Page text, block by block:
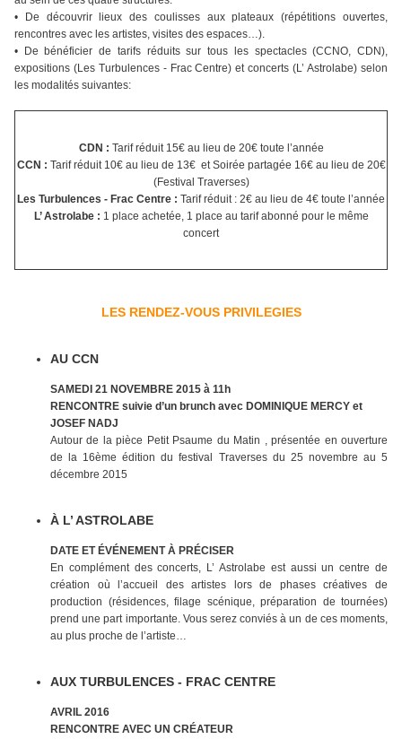
• De découvrir lieux des coulisses aux plateaux (répétitions ouvertes,
rencontres avec les artistes, visites des espaces…).
• De bénéficier de tarifs réduits sur tous les spectacles (CCNO, CDN),
expositions (Les Turbulences - Frac Centre) et concerts (L’ Astrolabe) selon
les modalités suivantes:
CDN : Tarif réduit 15€ au lieu de 20€ toute l’année
CCN : Tarif réduit 10€ au lieu de 13€ et Soirée partagée 16€ au lieu de 20€
(Festival Traverses)
Les Turbulences - Frac Centre : Tarif réduit : 2€ au lieu de 4€ toute l’année
L’ Astrolabe : 1 place achetée, 1 place au tarif abonné pour le même
concert
LES RENDEZ-VOUS PRIVILEGIES
AU CCN
SAMEDI 21 NOVEMBRE 2015 à 11h
RENCONTRE suivie d’un brunch avec DOMINIQUE MERCY et
JOSEF NADJ
Autour de la pièce Petit Psaume du Matin , présentée en ouverture
de la 16ème édition du festival Traverses du 25 novembre au 5
décembre 2015
À L’ ASTROLABE
DATE ET ÉVÉNEMENT À PRÉCISER
En complément des concerts, L’ Astrolabe est aussi un centre de
création où l’accueil des artistes lors de phases créatives de
production (résidences, filage scénique, préparation de tournées)
prend une part importante. Vous serez conviés à un de ces moments,
au plus proche de l’artiste…
AUX TURBULENCES - FRAC CENTRE
AVRIL 2016
RENCONTRE AVEC UN CRÉATEUR